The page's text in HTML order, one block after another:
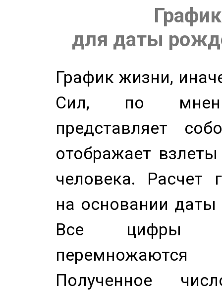
для даты
График жизни,
Сил, по
представляет
отображает
человека. Расчет
на основании
Все цифры
Полученное